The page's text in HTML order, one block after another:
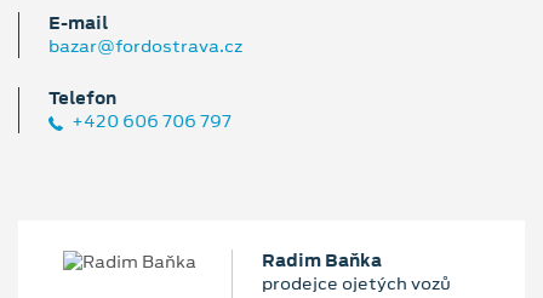
E‑mail
bazar@fordostrava.cz
Telefon
+420 606 706 797
Radim Baňka
prodejce ojetých vozů